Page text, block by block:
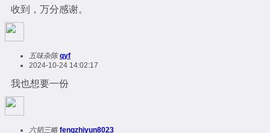
收到，万分感谢。
五味杂陈 qyf
2024-10-24 14:02:17
我也想要一份
六韬三略 fengzhiyun8023